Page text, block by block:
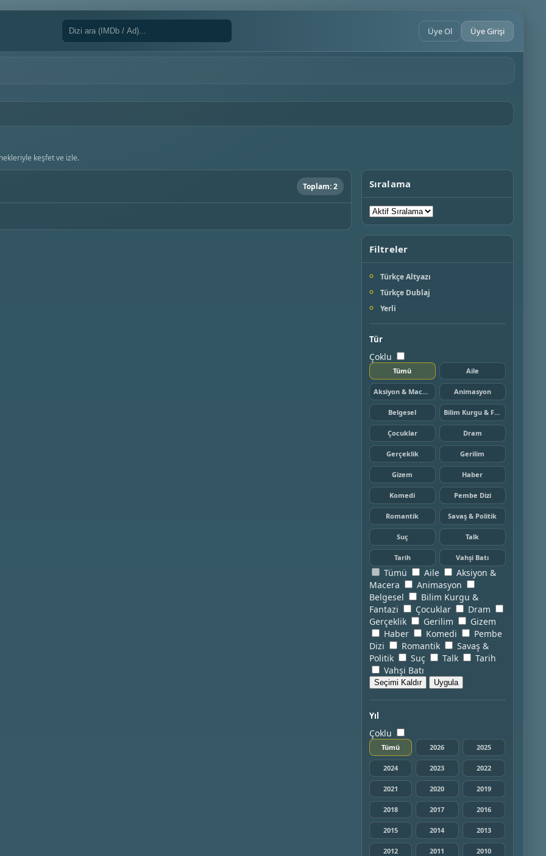
Üye Ol Üye Girişi
keşfet ve izle.
Toplam: 2 Sıralama
Filtreler
Türkçe Altyazı
Türkçe Dublaj
Yerli
Tür
Çoklu
Tümü Aile
Aksiyon & Macera Animasyon
Belgesel Bilim Kurgu & Fantazi
Çocuklar Dram
Gerçeklik Gerilim
Gizem Haber
Komedi Pembe Dizi
Romantik Savaş & Politik
Suç Talk
Tarih Vahşi Batı
Tümü Aile
Aksiyon &
Macera
Animasyon
Belgesel
Bilim Kurgu &
Fantazi
Çocuklar
Dram
Gerçeklik
Gerilim
Gizem
Haber
Komedi
Pembe
Dizi
Romantik
Savaş &
Politik
Suç Talk
Tarih
Vahşi Batı
Seçimi Kaldır Uygula
Yıl
Çoklu
Tümü 2026 2025
2024 2023 2022
2021 2020 2019
2018 2017 2016
2015 2014 2013
2012 2011 2010